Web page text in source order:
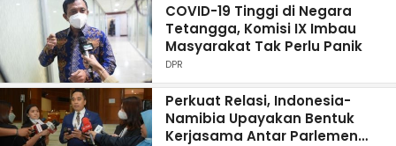
COVID-19 Tinggi di Negara
Tetangga, Komisi IX Imbau
Masyarakat Tak Perlu Panik
DPR
Perkuat Relasi, Indonesia-
Namibia Upayakan Bentuk
Kerjasama Antar Parlemen